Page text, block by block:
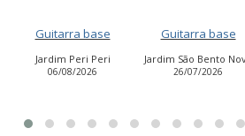
Guitarra base
Jardim São Bento Novo
26/07/2026
Bateria
Vila Leopoldina
26/07/2026